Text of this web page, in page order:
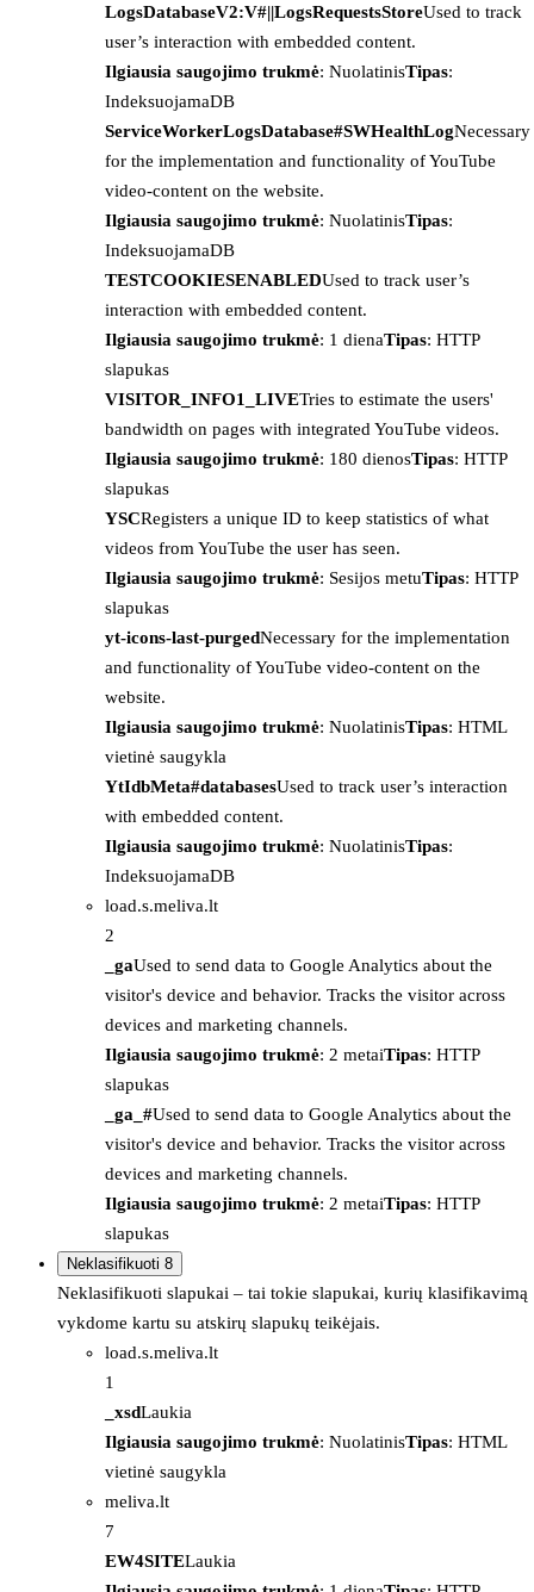
LogsDatabaseV2:V#||LogsRequestsStoreUsed to track
user’s interaction with embedded content.
Ilgiausia saugojimo trukmė: NuolatinisTipas:
IndeksuojamaDB
ServiceWorkerLogsDatabase#SWHealthLogNecessary
for the implementation and functionality of YouTube
video-content on the website.
Ilgiausia saugojimo trukmė: NuolatinisTipas:
IndeksuojamaDB
TESTCOOKIESENABLEDUsed to track user’s
interaction with embedded content.
Ilgiausia saugojimo trukmė: 1 dienaTipas: HTTP
slapukas
VISITOR_INFO1_LIVETries to estimate the users'
bandwidth on pages with integrated YouTube videos.
Ilgiausia saugojimo trukmė: 180 dienosTipas: HTTP
slapukas
YSCRegisters a unique ID to keep statistics of what
videos from YouTube the user has seen.
Ilgiausia saugojimo trukmė: Sesijos metuTipas: HTTP
slapukas
yt-icons-last-purgedNecessary for the implementation
and functionality of YouTube video-content on the
website.
Ilgiausia saugojimo trukmė: NuolatinisTipas: HTML
vietinė saugykla
YtIdbMeta#databasesUsed to track user’s interaction
with embedded content.
Ilgiausia saugojimo trukmė: NuolatinisTipas:
IndeksuojamaDB
load.s.meliva.lt
2
_gaUsed to send data to Google Analytics about the
visitor's device and behavior. Tracks the visitor across
devices and marketing channels.
Ilgiausia saugojimo trukmė: 2 metaiTipas: HTTP
slapukas
_ga_#Used to send data to Google Analytics about the
visitor's device and behavior. Tracks the visitor across
devices and marketing channels.
Ilgiausia saugojimo trukmė: 2 metaiTipas: HTTP
slapukas
Neklasifikuoti 8
Neklasifikuoti slapukai – tai tokie slapukai, kurių klasifikavimą
vykdome kartu su atskirų slapukų teikėjais.
load.s.meliva.lt
1
_xsdLaukia
Ilgiausia saugojimo trukmė: NuolatinisTipas: HTML
vietinė saugykla
meliva.lt
7
EW4SITELaukia